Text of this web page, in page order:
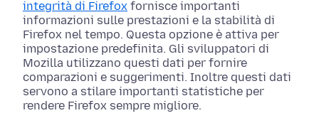
integrità di Firefox fornisce importanti
informazioni sulle prestazioni e la stabilità di
Firefox nel tempo. Questa opzione è attiva per
impostazione predefinita. Gli sviluppatori di
Mozilla utilizzano questi dati per fornire
comparazioni e suggerimenti. Inoltre questi dati
servono a stilare importanti statistiche per
rendere Firefox sempre migliore.